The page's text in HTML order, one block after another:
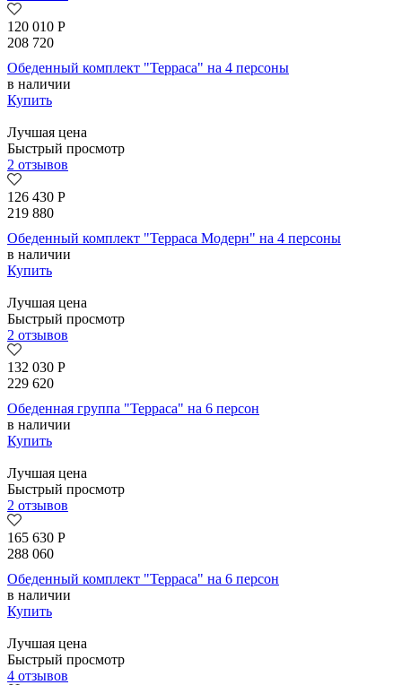
120 010 Р
208 720
Обеденный комплект "Терраса" на 4 персоны
в наличии
Купить
Лучшая цена
Быстрый просмотр
2 отзывов
126 430 Р
219 880
Обеденный комплект "Терраса Модерн" на 4 персоны
в наличии
Купить
Лучшая цена
Быстрый просмотр
2 отзывов
132 030 Р
229 620
Обеденная группа "Терраса" на 6 персон
в наличии
Купить
Лучшая цена
Быстрый просмотр
2 отзывов
165 630 Р
288 060
Обеденный комплект "Терраса" на 6 персон
в наличии
Купить
Лучшая цена
Быстрый просмотр
4 отзывов